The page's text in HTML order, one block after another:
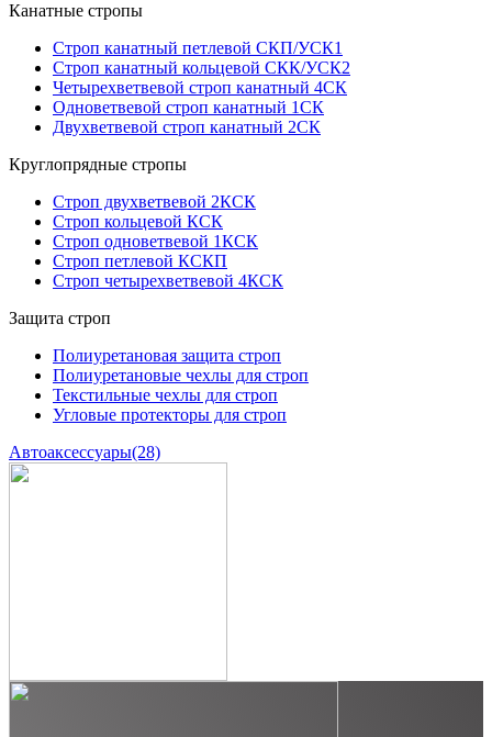
Канатные стропы
Строп канатный петлевой СКП/УСК1
Строп канатный кольцевой СКК/УСК2
Четырехветвевой строп канатный 4СК
Одноветвевой строп канатный 1СК
Двухветвевой строп канатный 2СК
Круглопрядные стропы
Строп двухветвевой 2КСК
Строп кольцевой КСК
Строп одноветвевой 1КСК
Строп петлевой КСКП
Строп четырехветвевой 4КСК
Защита строп
Полиуретановая защита строп
Полиуретановые чехлы для строп
Текстильные чехлы для строп
Угловые протекторы для строп
Автоаксессуары(28)